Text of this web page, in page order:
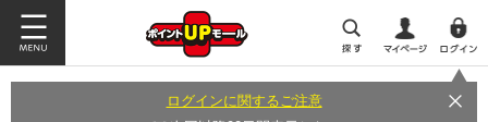
ログインに関するご注意